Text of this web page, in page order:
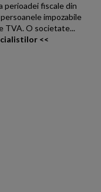
perioadei fiscale din
impozabile
TVA. O societate...
<<